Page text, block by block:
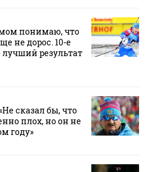
понимаю, что
не дорос. 10-е
лучший результат
сказал бы, что
плох, но он не
году»